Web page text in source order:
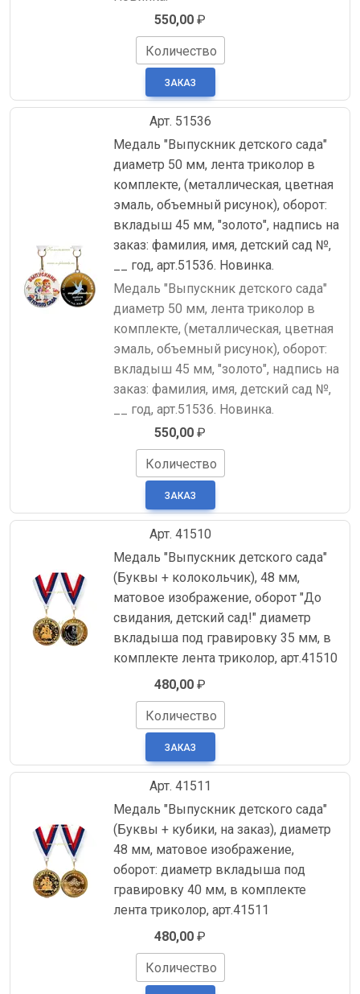
550,00 ₽
Количество
Арт. 51536
Медаль "Выпускник детского сада"
диаметр 50 мм, лента триколор в
комплекте, (металлическая, цветная
эмаль, объемный рисунок), оборот:
вкладыш 45 мм, "золото", надпись на
заказ: фамилия, имя, детский сад №,
__ год, арт.51536. Новинка.
Медаль "Выпускник детского сада"
диаметр 50 мм, лента триколор в
комплекте, (металлическая, цветная
эмаль, объемный рисунок), оборот:
вкладыш 45 мм, "золото", надпись на
заказ: фамилия, имя, детский сад №,
__ год, арт.51536. Новинка.
550,00 ₽
Количество
Арт. 41510
Медаль "Выпускник детского сада"
(Буквы + колокольчик), 48 мм,
матовое изображение, оборот "До
свидания, детский сад!" диаметр
вкладыша под гравировку 35 мм, в
комплекте лента триколор, арт.41510
480,00 ₽
Количество
Арт. 41511
Медаль "Выпускник детского сада"
(Буквы + кубики, на заказ), диаметр
48 мм, матовое изображение,
оборот: диаметр вкладыша под
гравировку 40 мм, в комплекте
лента триколор, арт.41511
480,00 ₽
Количество